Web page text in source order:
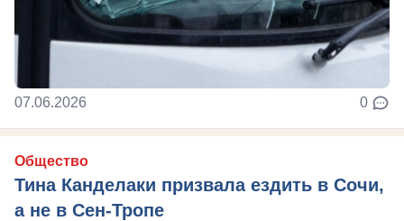
07.06.2026 0
Общество
Тина Канделаки призвала ездить в Сочи,
а не в Сен-Тропе